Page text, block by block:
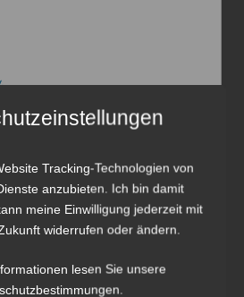
Tracking-Technologien von
anzubieten. Ich bin damit
meine Einwilligung jederzeit mit
widerrufen oder ändern.
lesen Sie unsere